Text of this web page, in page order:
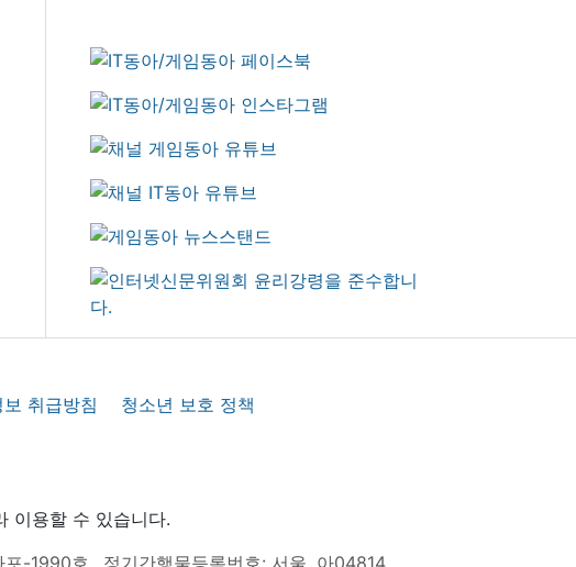
취급방침
청소년 보호 정책
이용할 수 있습니다.
포-1990호 정기간행물등록번호: 서울, 아04814